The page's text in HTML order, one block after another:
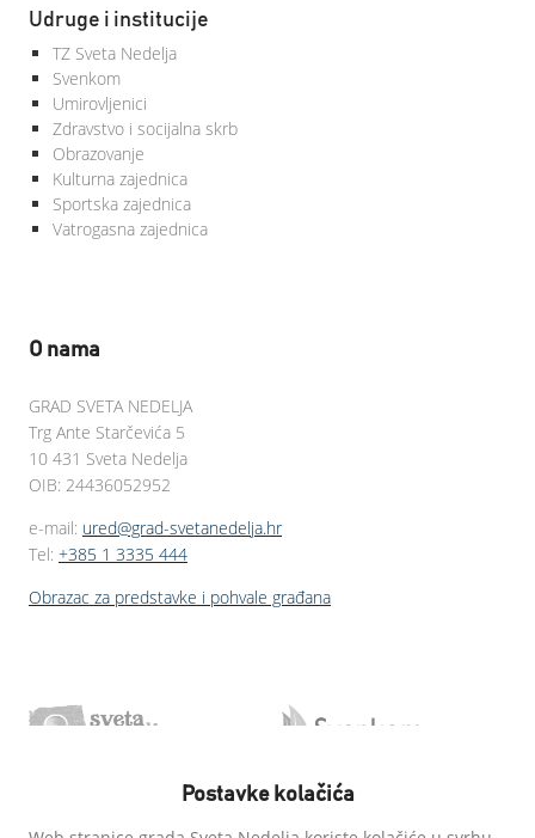
Udruge i institucije
TZ Sveta Nedelja
Svenkom
Umirovljenici
Zdravstvo i socijalna skrb
Obrazovanje
Kulturna zajednica
Sportska zajednica
Vatrogasna zajednica
O nama
GRAD SVETA NEDELJA
Trg Ante Starčevića 5
10 431 Sveta Nedelja
OIB: 24436052952
e-mail: ured@grad-svetanedelja.hr
Tel: +385 1 3335 444
Obrazac za predstavke i pohvale građana
Postavke kolačića